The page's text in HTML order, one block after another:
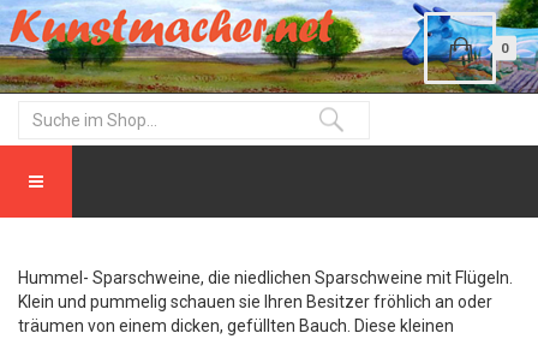
0
Hummel- Sparschweine, die niedlichen Sparschweine mit Flügeln.
Klein und pummelig schauen sie Ihren Besitzer fröhlich an oder
träumen von einem dicken, gefüllten Bauch. Diese kleinen